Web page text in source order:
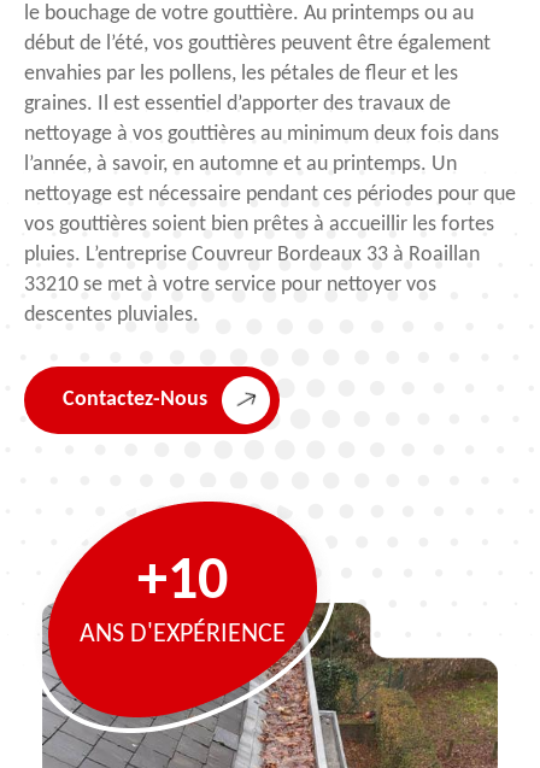
le bouchage de votre gouttière. Au printemps ou au
début de l’été, vos gouttières peuvent être également
envahies par les pollens, les pétales de fleur et les
graines. Il est essentiel d’apporter des travaux de
nettoyage à vos gouttières au minimum deux fois dans
l’année, à savoir, en automne et au printemps. Un
nettoyage est nécessaire pendant ces périodes pour que
vos gouttières soient bien prêtes à accueillir les fortes
pluies. L’entreprise Couvreur Bordeaux 33 à Roaillan
33210 se met à votre service pour nettoyer vos
descentes pluviales.
Contactez-Nous
+10
ANS D'EXPÉRIENCE